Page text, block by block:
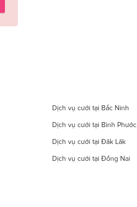
Dịch vụ cưới tại Bắc Ninh
Dịch vụ cưới tại Bình Phước
Dịch vụ cưới tại Đăk Lăk
Dịch vụ cưới tại Đồng Nai